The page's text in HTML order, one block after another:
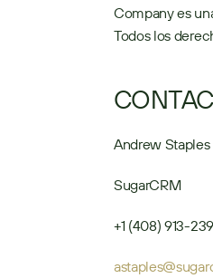
Company es
Todos los
Andrew Staples
SugarCRM
+1 (408) 913-